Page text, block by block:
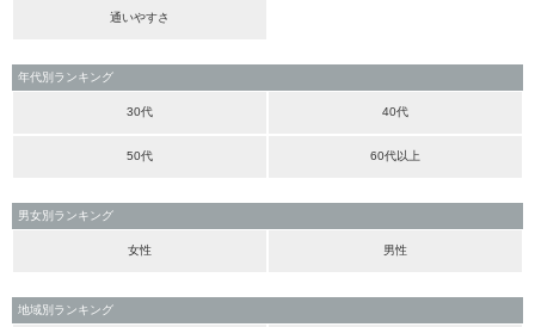
通いやすさ
年代別ランキング
30代 40代
50代 60代以上
男女別ランキング
女性 男性
地域別ランキング